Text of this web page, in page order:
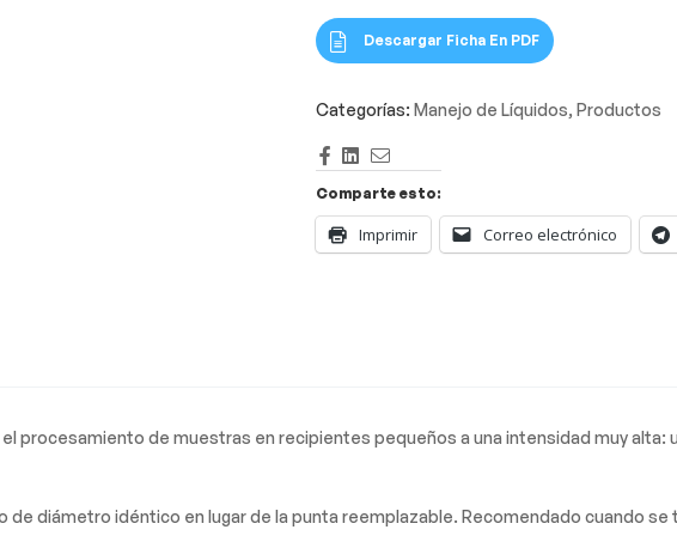
Descargar Ficha En PDF
Categorías: Manejo de Líquidos, Productos
Facebook
LinkedIn
Electrónico
Comparte esto:
Imprimir Correo electrónico
procesamiento de muestras en recipientes pequeños a una intensidad muy alta:
de diámetro idéntico en lugar de la punta reemplazable. Recomendado cuando